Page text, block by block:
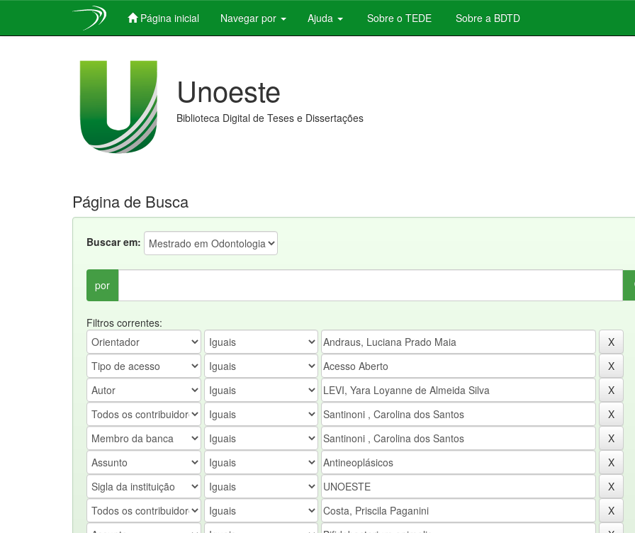
Página inicial Navegar por Ajuda Sobre o TEDE Sobre a BDTD
Unoeste
Biblioteca Digital de Teses e Dissertações
Página de Busca
Buscar em:
por
Filtros correntes: